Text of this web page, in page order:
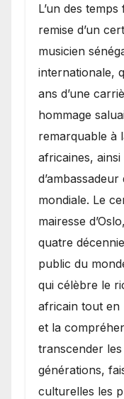
​L’un des
remise d’un
musicien
internationale,
ans d’une
hommage
remarquable à
africaines,
mondiale. Le
mairesse
quatre
public du
qui célèbre le
africain tout en
et la
transcender
générations,
culturelles les